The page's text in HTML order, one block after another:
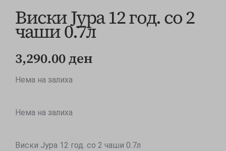
Виски Јура 12 год. со 2
чаши 0.7л
3,290.00ден
Нема на залиха
Нема на залиха
Виски Јура 12 год. со 2 чаши 0.7л